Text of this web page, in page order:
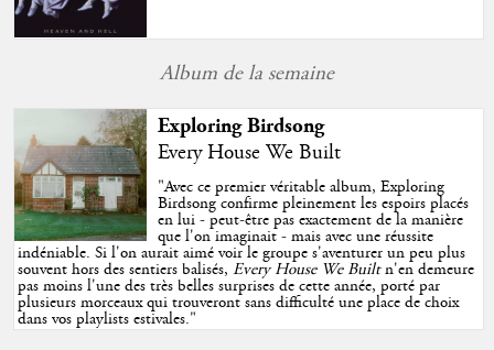
Album de la semaine
Exploring Birdsong
Every House We Built
"Avec ce premier véritable album, Exploring
Birdsong confirme pleinement les espoirs placés
en lui - peut-être pas exactement de la manière
que l'on imaginait - mais avec une réussite
indéniable. Si l'on aurait aimé voir le groupe s'aventurer un peu plus
souvent hors des sentiers balisés,Every House We Builtn'en demeure
pas moins l'une des très belles surprises de cette année, porté par
plusieurs morceaux qui trouveront sans difficulté une place de choix
dans vos playlists estivales."